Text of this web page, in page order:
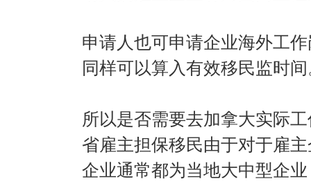
申请人也可申请企业海外工
同样可以算入有效移民监时
所以是否需要去加拿大实际
省雇主担保移民由于对于雇
企业通常都为当地大中型企